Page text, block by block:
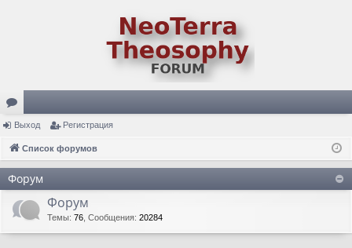
ор
ум
ы
Выход Регистрация
Список форумов
Форум
Форум
Темы: 76 Сообщения: 20284